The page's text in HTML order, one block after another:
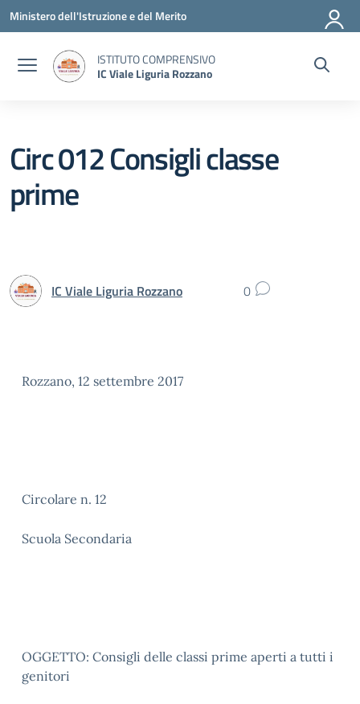
Vai ai contenuti
Vai al menu di navigazione
Vai al footer
Ministero dell'Istruzione e del Merito
ISTITUTO COMPRENSIVO
IC Viale Liguria Rozzano
Circ 012 Consigli classe
prime
IC Viale Liguria Rozzano 0
Rozzano, 12 settembre 2017
Circolare n. 12
Scuola Secondaria
OGGETTO: Consigli delle classi prime aperti a tutti i
genitori